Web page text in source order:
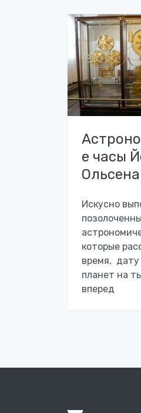
е часы
Ольсена
Искусно
которые
время,
планет на
вперед